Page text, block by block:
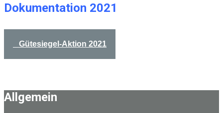
Dokumentation 2021
Gütesiegel-Aktion 2021
Allgemein